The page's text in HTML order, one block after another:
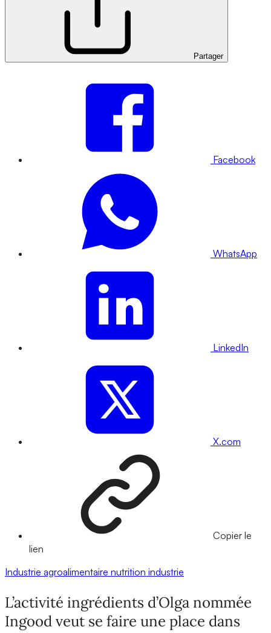
Partager
Facebook
WhatsApp
LinkedIn
X.com
Copier le
lien
Industrie agroalimentaire nutrition industrie
L’activité ingrédients d’Olga nommée
Ingood veut se faire une place dans